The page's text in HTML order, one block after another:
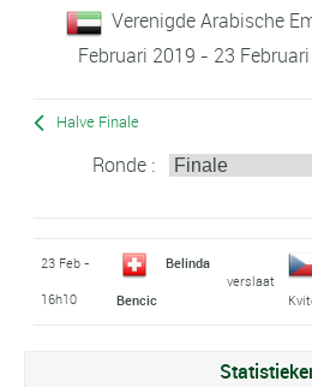
Verenigde Arabische
Februari 2019 - 23
Halve Finale
Ronde :
23 Feb -
16h10
Belinda
Bencic
verslaat